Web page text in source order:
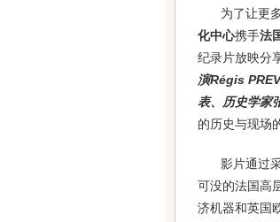
为了让更
化中心携手法
纪录片放映分
演Régis
表、历史学家
的历史与现场
影片通过
可没的法国高
济机器和英国